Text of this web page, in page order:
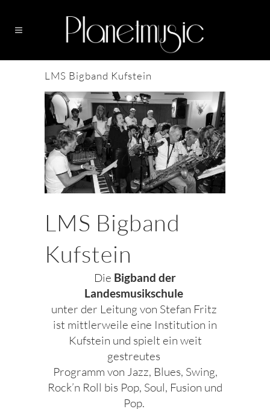
LMS Bigband Kufstein
LMS Bigband
Kufstein
Die Bigband der
Landesmusikschule
unter der Leitung von Stefan Fritz
ist mittlerweile eine Institution in
Kufstein und spielt ein weit
gestreutes
Programm von Jazz, Blues, Swing,
Rock’n Roll bis Pop, Soul, Fusion und
Pop.